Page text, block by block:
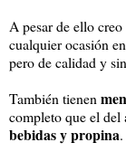
A pesar de ello
cualquier ocasión
pero de calidad y
También tienen
completo que el del
bebidas y propina.